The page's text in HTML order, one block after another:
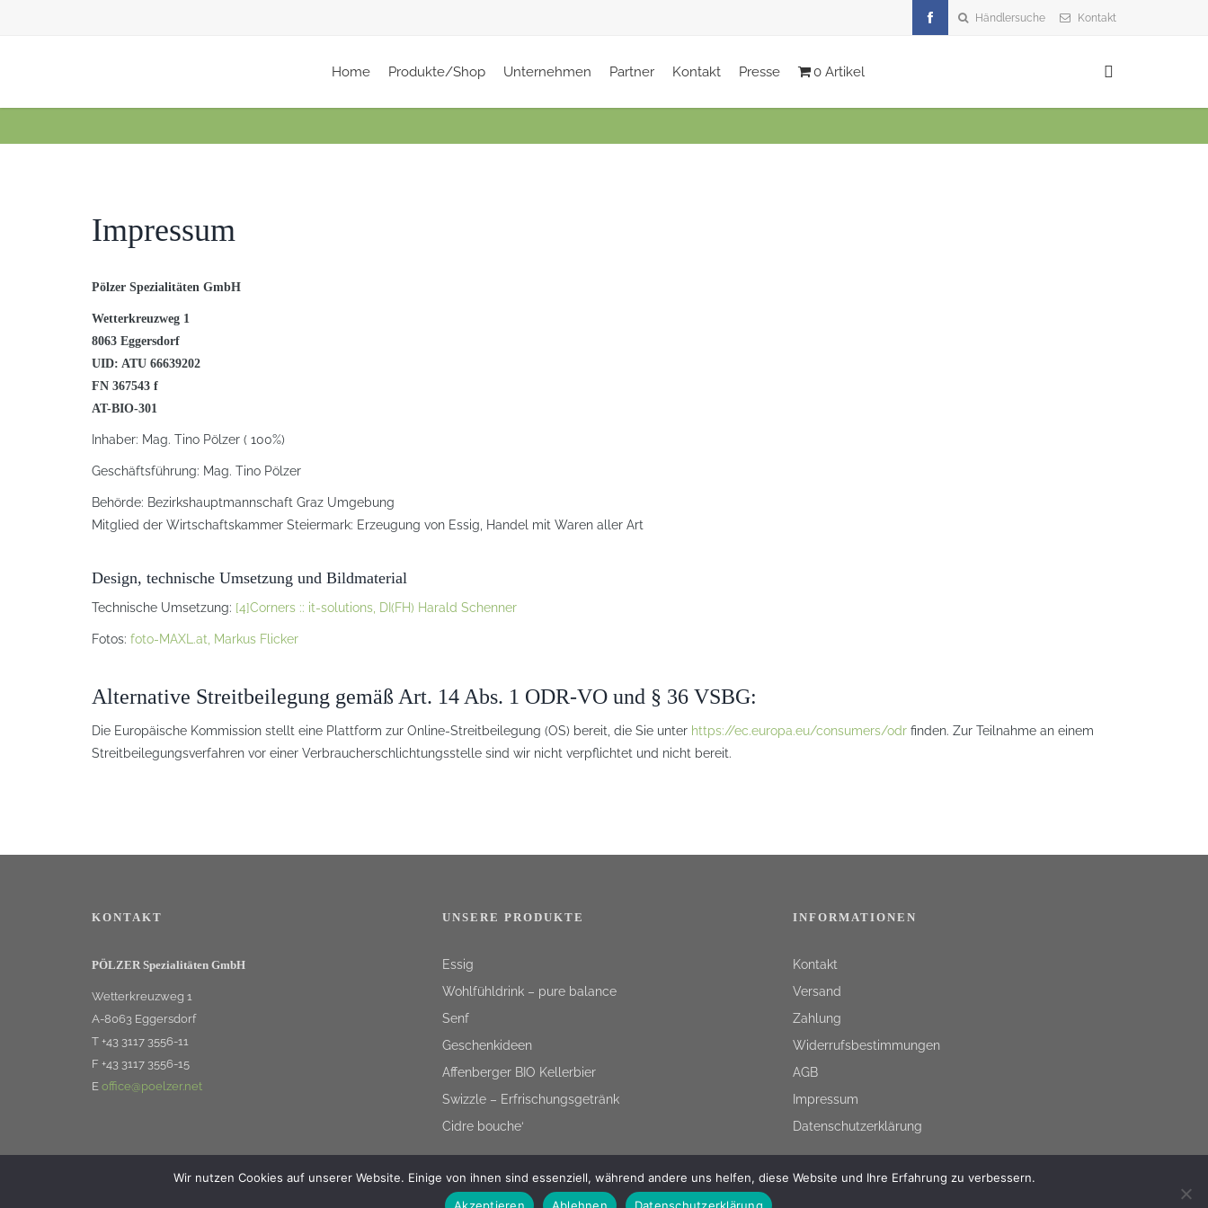
Händlersuche Kontakt
Home Produkte/Shop Unternehmen Partner Kontakt Presse 0 Artikel
Impressum
Pölzer Spezialitäten GmbH
Wetterkreuzweg 1
8063 Eggersdorf
UID: ATU 66639202
FN 367543 f
AT-BIO-301
Inhaber: Mag. Tino Pölzer ( 100%)
Geschäftsführung: Mag. Tino Pölzer
Behörde: Bezirkshauptmannschaft Graz Umgebung
Mitglied der Wirtschaftskammer Steiermark: Erzeugung von Essig, Handel mit Waren aller Art
Design, technische Umsetzung und Bildmaterial
Technische Umsetzung: [4]Corners :: it-solutions, DI(FH) Harald Schenner
Fotos: foto-MAXL.at, Markus Flicker
Alternative Streitbeilegung gemäß Art. 14 Abs. 1 ODR-VO und § 36 VSBG:
Die Europäische Kommission stellt eine Plattform zur Online-Streitbeilegung (OS) bereit, die Sie unter https://ec.europa.eu/consumers/odr finden. Zur Teilnahme an einem
Streitbeilegungsverfahren vor einer Verbraucherschlichtungsstelle sind wir nicht verpflichtet und nicht bereit.
KONTAKT
PÖLZER Spezialitäten GmbH
Wetterkreuzweg 1
A-8063 Eggersdorf
T +43 3117 3556-11
F +43 3117 3556-15
E office@poelzer.net
UNSERE PRODUKTE
Essig
Wohlfühldrink – pure balance
Senf
Geschenkideen
Affenberger BIO Kellerbier
Swizzle – Erfrischungsgetränk
Cidre bouche‘
INFORMATIONEN
Kontakt
Versand
Zahlung
Widerrufsbestimmungen
AGB
Impressum
Datenschutzerklärung
Wir nutzen Cookies auf unserer Website. Einige von ihnen sind essenziell, während andere uns helfen, diese Website und Ihre Erfahrung zu verbessern.
Akzeptieren
Ablehnen Datenschutzerklärung